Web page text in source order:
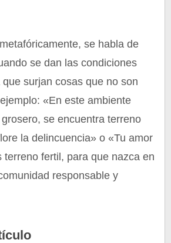
se habla de
se dan las condiciones
surjan cosas que no son
«En este ambiente
se encuentra terreno
la delincuencia» o «Tu amor
terreno fertil, para que nazca en
responsable y